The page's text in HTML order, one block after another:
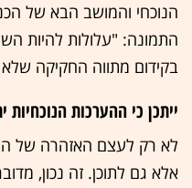
הנוכחי והמושב הבא של
התמונה: "עלולות להיות
בקידום מתווה החקיקה
ייתכן כי ההערכות הנוכחיות
לא רק לעצם האזהרה של
אלא גם לתוכן. זה נכון,